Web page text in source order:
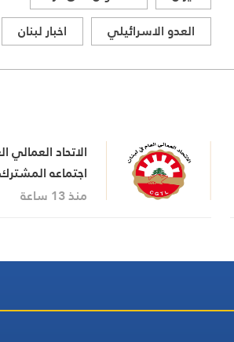
العدو الاسرائيلي
اخبار لبنان
الاتحاد العمالي
اجتماعه المشترك
اجتماع السراي
منذ 13 ساعة